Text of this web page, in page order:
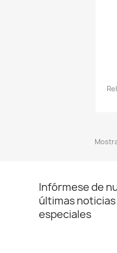
Infórmese de
últimas
especiales